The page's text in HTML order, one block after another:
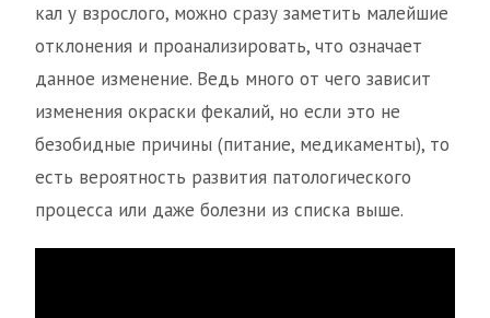
кал у взрослого, можно сразу заметить малейшие
отклонения и проанализировать, что означает
данное изменение. Ведь много от чего зависит
изменения окраски фекалий, но если это не
безобидные причины (питание, медикаменты), то
есть вероятность развития патологического
процесса или даже болезни из списка выше.